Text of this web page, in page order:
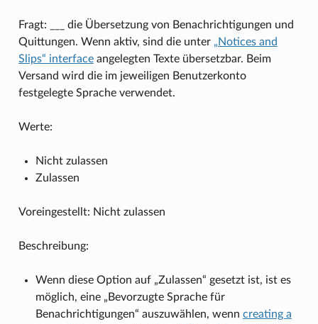
Fragt: ___ die Übersetzung von Benachrichtigungen und
Quittungen. Wenn aktiv, sind die unter „Notices and
Slips“ interfaceangelegten Texte übersetzbar. Beim
Versand wird die im jeweiligen Benutzerkonto
festgelegte Sprache verwendet.
Werte:
Nicht zulassen
Zulassen
Voreingestellt: Nicht zulassen
Beschreibung:
Wenn diese Option auf „Zulassen“ gesetzt ist, ist es
möglich, eine „Bevorzugte Sprache für
Benachrichtigungen“ auszuwählen, wenn creating a